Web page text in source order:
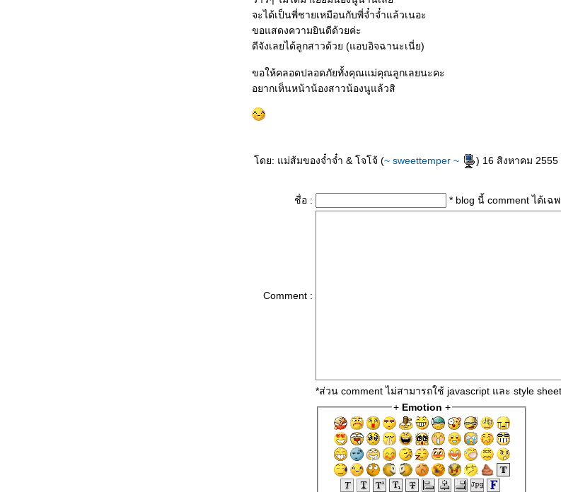
จะได้เป็นพี่ชายเหมือนกับพี่จ๋ำจ๋ำแล้วเนอะ
ขอแสดงความยินดีด้วยค่ะ
ดีจังเลยได้ลูกสาวด้วย (แอบอิจฉานะเนี่ย)
ขอให้คลอดปลอดภัยทั้งคุณแม่คุณลูกเลยนะคะ
อยากเห็นหน้าน้องสาวน้องนูแล้วสิ
ดย: แม่ส้มของจ๋ำจ๋ำ & โจโจ้ (~ sweettemper ~ ) 16 สิงหาคม 2555
ชื่อ : * blog นี้ comment ได้เฉ
Comment :
*ส่วน comment ไม่สามารถใช้ javascript และ style sheet
+ Emotion +